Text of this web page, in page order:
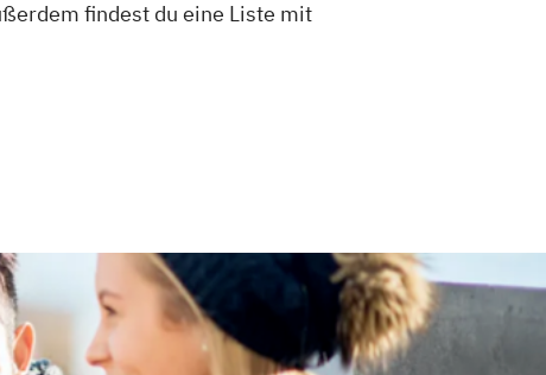
findest du eine Liste mit